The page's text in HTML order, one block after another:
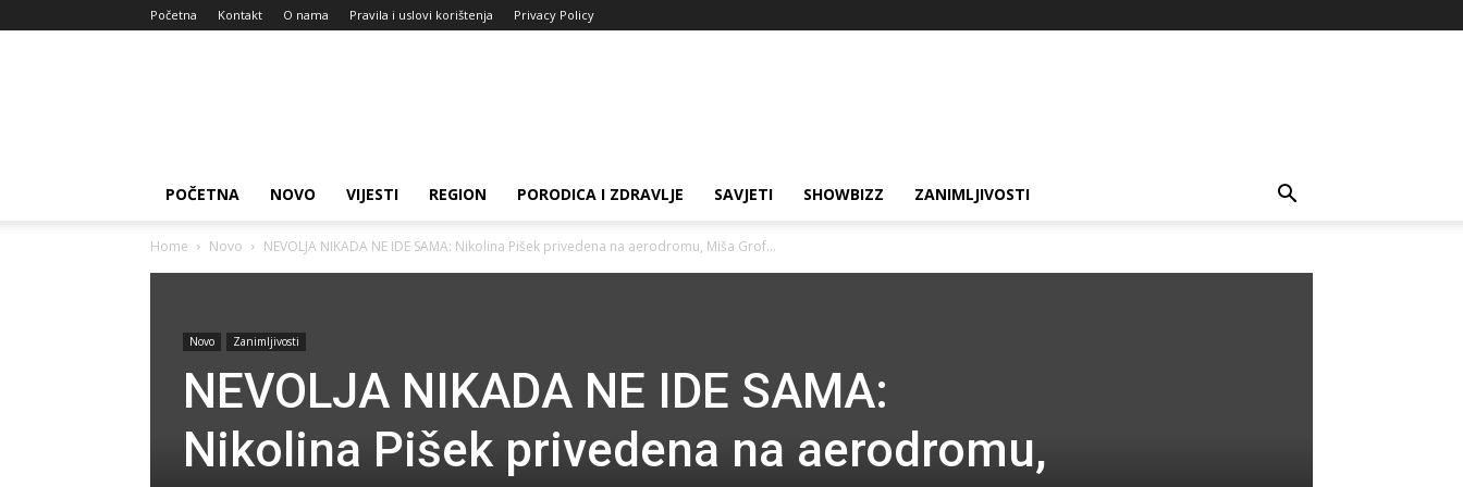
Početna Kontakt O nama Pravila i uslovi korištenja Privacy Policy
POČETNA NOVO VIJESTI REGION PORODICA I ZDRAVLJE SAVJETI SHOWBIZZ ZANIMLJIVOSTI
Home Novo NEVOLJA NIKADA NE IDE SAMA: Nikolina Pišek privedena na aerodromu, Miša Grof...
Novo Zanimljivosti
NEVOLJA NIKADA NE IDE SAMA:
Nikolina Pišek privedena na aerodromu,